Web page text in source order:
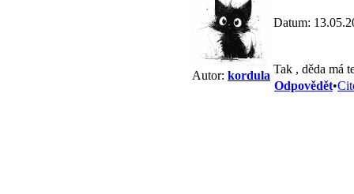
Autor: kordula
Datum:
Tak , děda má
Odpovědět•